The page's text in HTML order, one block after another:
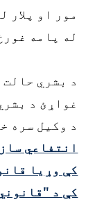
مور او پلار
له پامه
د بشري حالت
غواړئ د بشري
د وکیل سره
انتفاعي
کې وړیا
کې د "قانوني